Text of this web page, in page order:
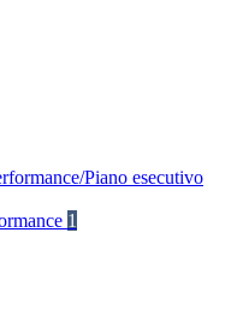
Piano esecutivo
1